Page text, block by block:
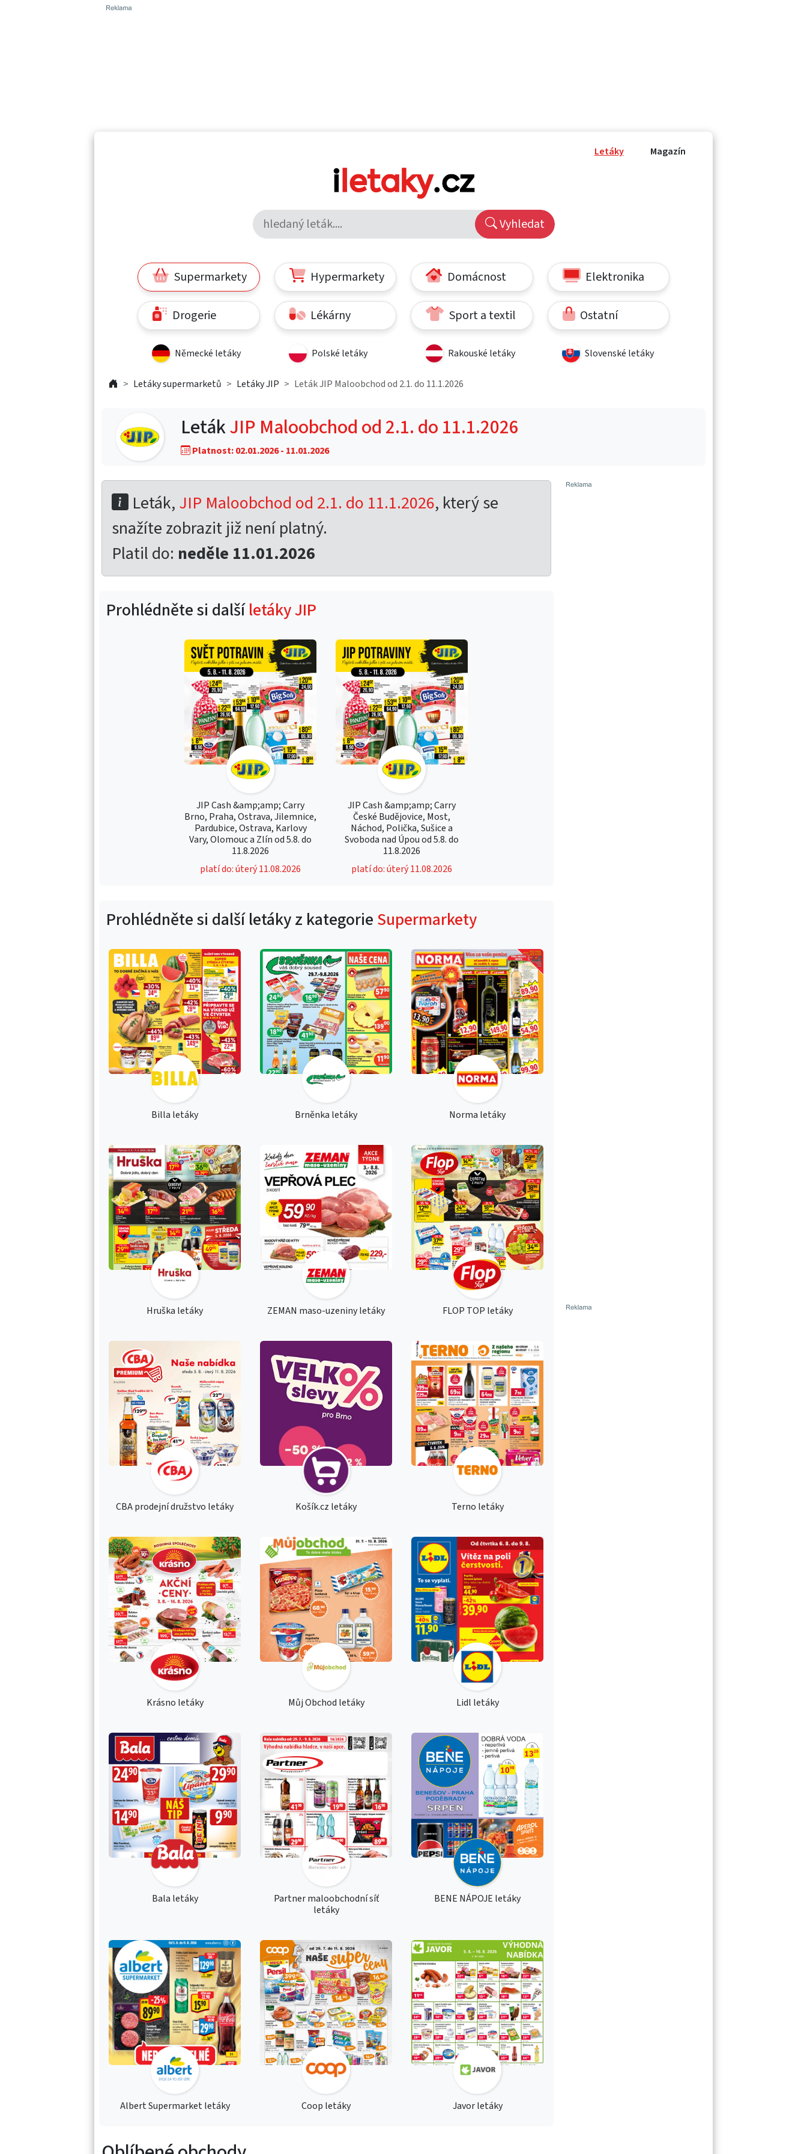
Letáky Magazín
Vyhledat
Supermarkety Hypermarkety Domácnost Elektronika
Drogerie Lékárny Sport a textil Ostatní
Německé letáky Polské letáky Rakouské letáky Slovenské letáky
Letáky supermarketů Letáky JIP Leták JIP Maloobchod od 2.1. do 11.1.2026
LetákJIP Maloobchod od 2.1. do 11.1.2026
Platnost: 02.01.2026 - 11.01.2026
Leták, JIP Maloobchod od 2.1. do 11.1.2026, který se
snažíte zobrazit již není platný.
Platil do: neděle 11.01.2026
Prohlédněte si dalšíletáky JIP
JIP Cash &amp;amp; Carry
Brno, Praha, Ostrava, Jilemnice,
Pardubice, Ostrava, Karlovy
Vary, Olomouc a Zlín od 5.8. do
11.8.2026
platí do: úterý 11.08.2026
JIP Cash &amp;amp; Carry
České Budějovice, Most,
Náchod, Polička, Sušice a
Svoboda nad Úpou od 5.8. do
11.8.2026
platí do: úterý 11.08.2026
Prohlédněte si další letáky z kategorie Supermarkety
Billa letáky Brněnka letáky Norma letáky
Hruška letáky ZEMAN maso-uzeniny letáky FLOP TOP letáky
CBA prodejní družstvo letáky Košík.cz letáky Terno letáky
Krásno letáky Můj Obchod letáky Lidl letáky
Bala letáky
Partner maloobchodní síť
letáky
BENE NÁPOJE letáky
Albert Supermarket letáky Coop letáky Javor letáky